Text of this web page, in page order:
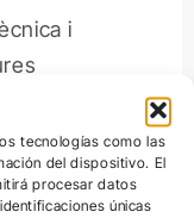
tecnologías como las
del dispositivo. El
procesar datos
únicas
i
per al
de Mont-
la depuradora